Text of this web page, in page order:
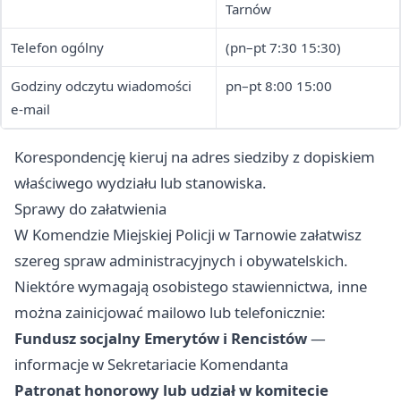
Tarnów
Telefon ogólny (pn–pt 7:30 15:30)
Godziny odczytu wiadomości
e-mail
pn–pt 8:00 15:00
Korespondencję kieruj na adres siedziby z dopiskiem
właściwego wydziału lub stanowiska.
Sprawy do załatwienia
W Komendzie Miejskiej Policji w Tarnowie załatwisz
szereg spraw administracyjnych i obywatelskich.
Niektóre wymagają osobistego stawiennictwa, inne
można zainicjować mailowo lub telefonicznie:
Fundusz socjalny Emerytów i Rencistów—
informacje w Sekretariacie Komendanta
Patronat honorowy lub udział w komitecie